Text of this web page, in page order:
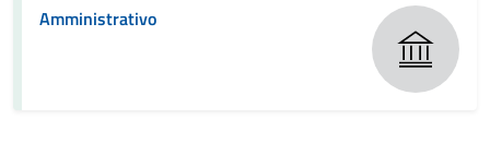
Amministrativo